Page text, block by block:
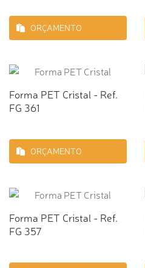
ORÇAMENTO
Forma PET Cristal - Ref.
FG 361
ORÇAMENTO
Forma PET Cristal - Ref.
FG 357